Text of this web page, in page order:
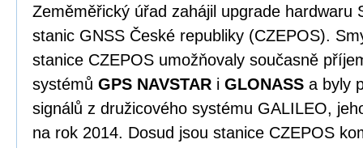
Zeměměřický úřad zahájil upgrade hardwaru
stanic GNSS České republiky (CZEPOS).
stanice CZEPOS umožňovaly současně
systémů GPS NAVSTAR i GLONASS a byly
signálů z družicového systému GALILEO,
na rok 2014. Dosud jsou stanice CZEPOS